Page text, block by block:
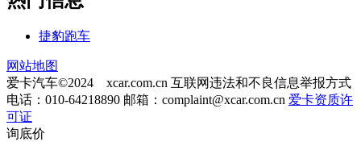
捷豹跑车
网站地图
爱卡汽车©2024 xcar.com.cn 互联网违法和不良信息举报方式
电话：010-64218890 邮箱： complaint@xcar.com.cn 爱卡资质许
可证
询底价